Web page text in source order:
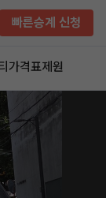
빠른승계 신청
가격표제원